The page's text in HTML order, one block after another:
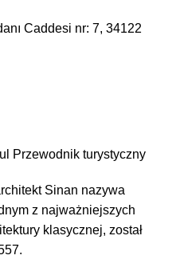
Caddesi nr: 7, 34122
Przewodnik turystyczny
Sinan nazywa
z najważniejszych
klasycznej, został